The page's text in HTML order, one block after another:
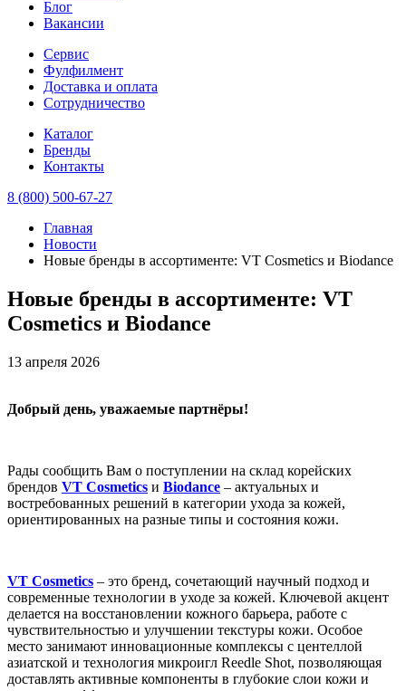
Блог
Вакансии
Сервис
Фулфилмент
Доставка и оплата
Сотрудничество
Каталог
Бренды
Контакты
8 (800) 500-67-27
Главная
Новости
Новые бренды в ассортименте: VT Cosmetics и Biodance
Новые бренды в ассортименте: VT
Cosmetics и Biodance
13 апреля 2026
Добрый день, уважаемые партнёры!
Рады сообщить Вам о поступлении на склад корейских
брендов VT Cosmetics и Biodance – актуальных и
востребованных решений в категории ухода за кожей,
ориентированных на разные типы и состояния кожи.
VT Cosmetics – это бренд, сочетающий научный подход и
современные технологии в уходе за кожей. Ключевой акцент
делается на восстановлении кожного барьера, работе с
чувствительностью и улучшении текстуры кожи. Особое
место занимают инновационные комплексы с центеллой
азиатской и технология микроигл Reedle Shot, позволяющая
доставлять активные компоненты в глубокие слои кожи и